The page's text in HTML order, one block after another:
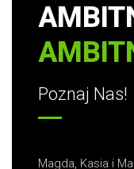
Poznaj Nas!
Magda, Kasia i